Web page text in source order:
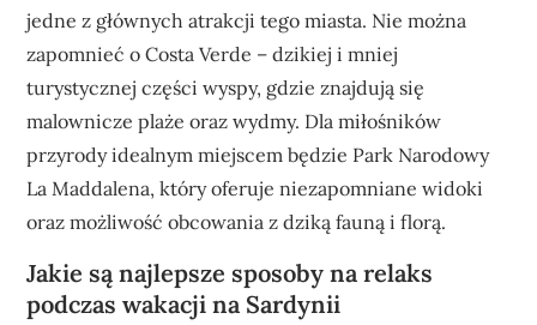
jedne z głównych atrakcji tego miasta. Nie można
zapomnieć o Costa Verde – dzikiej i mniej
turystycznej części wyspy, gdzie znajdują się
malownicze plaże oraz wydmy. Dla miłośników
przyrody idealnym miejscem będzie Park Narodowy
La Maddalena, który oferuje niezapomniane widoki
oraz możliwość obcowania z dziką fauną i florą.
Jakie są najlepsze sposoby na relaks
podczas wakacji na Sardynii